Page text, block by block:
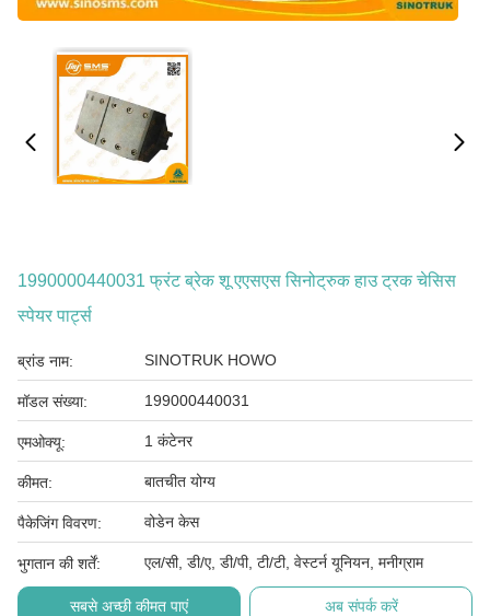
1990000440031 फ्रंट ब्रेक शू एएसएस सिनोट्रुक हाउ ट्रक चेसिस
स्पेयर पार्ट्स
ब्रांड नाम: SINOTRUK HOWO
मॉडल संख्या: 199000440031
एमओक्यू: 1 कंटेनर
कीमत: बातचीत योग्य
पैकेजिंग विवरण: वोडेन केस
भुगतान की शर्तें: एल/सी, डी/ए, डी/पी, टी/टी, वेस्टर्न यूनियन, मनीग्राम
सबसे अच्छी कीमत पाएं अब संपर्क करें